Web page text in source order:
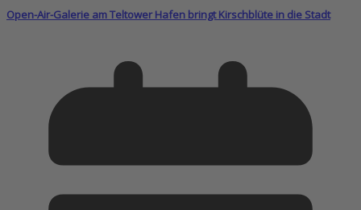
Open-Air-Galerie am Teltower Hafen bringt Kirschblüte in die Stadt